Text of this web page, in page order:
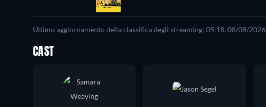
Ultimo aggiornamento della classifica degli streaming: 05:18, 08/08/2026
CAST